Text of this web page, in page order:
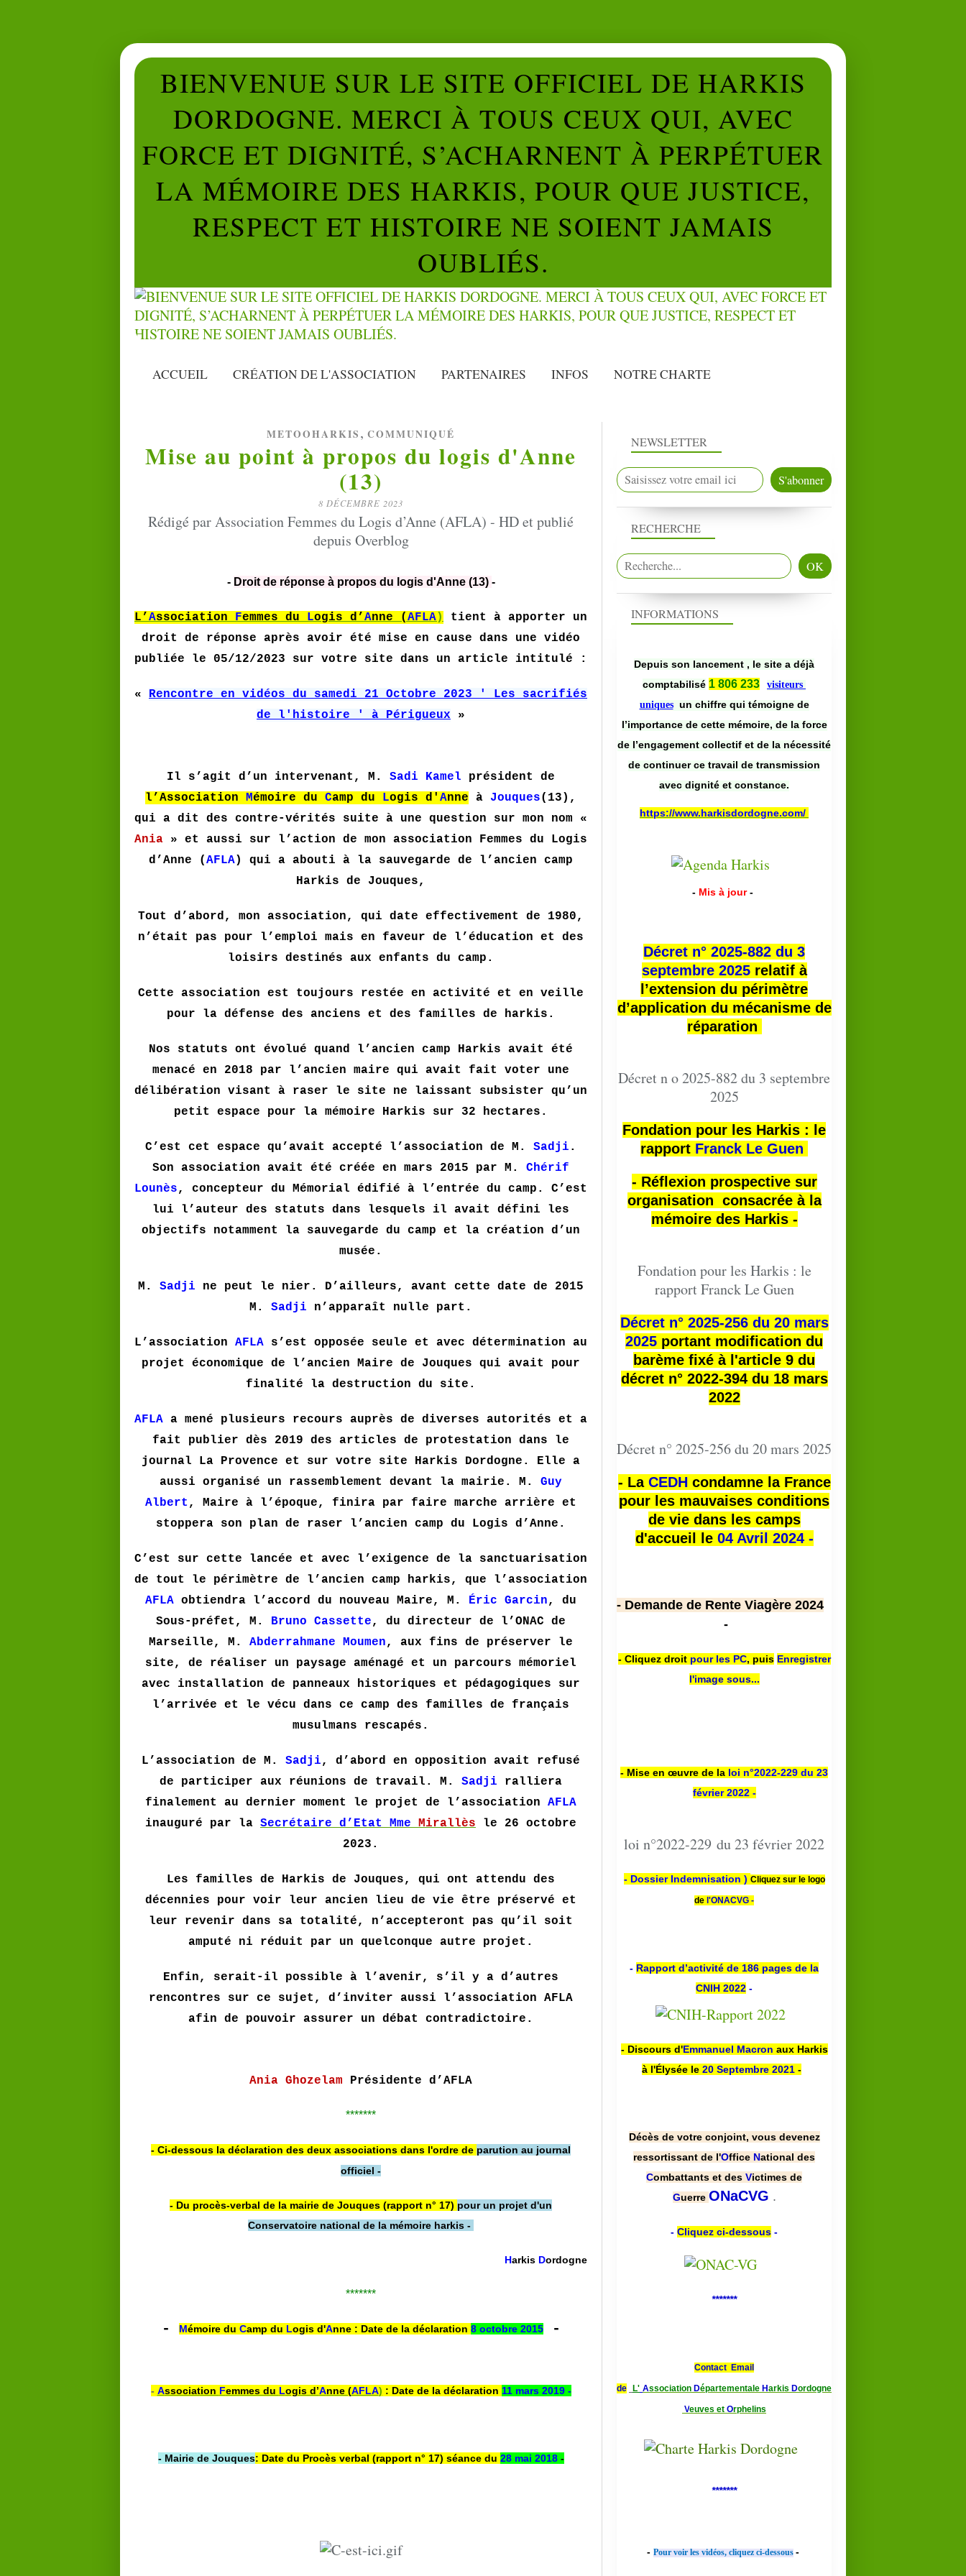
BIENVENUE SUR LE SITE OFFICIEL DE HARKIS
DORDOGNE. MERCI À TOUS CEUX QUI, AVEC
FORCE ET DIGNITÉ, S’ACHARNENT À PERPÉTUER
LA MÉMOIRE DES HARKIS, POUR QUE JUSTICE,
RESPECT ET HISTOIRE NE SOIENT JAMAIS
OUBLIÉS.
ACCUEIL CRÉATION DE L'ASSOCIATION PARTENAIRES INFOS NOTRE CHARTE
METOOHARKIS , COMMUNIQUÉ
Mise au point à propos du logis d'Anne
(13)
8 DÉCEMBRE 2023
Rédigé par Association Femmes du Logis d’Anne (AFLA) - HD et publié
depuis Overblog
- Droit de réponse à propos du logis d'Anne (13) -
L’ Association Femmes du Logis d’ Anne (AFLA)
tient à apporter un
droit de réponse après avoir été mise en cause dans une vidéo
publiée le 05/12/2023 sur votre site dans un article intitulé :
« Rencontre en vidéos du samedi 21 Octobre 2023 ' Les sacrifiés
de l'histoire ' à Périgueux »
Il s’agit d’un intervenant, M. Sadi Kamel président de
l’Association Mémoire du Camp du Logis d' Anne à Jouques(13) ,
qui a dit des contre-vérités suite à une question sur mon nom «
Ania » et aussi sur l’action de mon association Femmes du Logis
d’Anne (AFLA) qui a abouti à la sauvegarde de l’ancien camp
Harkis de Jouques,
Tout d’abord, mon association, qui date effectivement de 1980,
n’était pas pour l’emploi mais en faveur de l’éducation et des
loisirs destinés aux enfants du camp.
Cette association est toujours restée en activité et en veille
pour la défense des anciens et des familles de harkis.
Nos statuts ont évolué quand l’ancien camp Harkis avait été
menacé en 2018 par l’ancien maire qui avait fait voter une
délibération visant à raser le site ne laissant subsister qu’un
petit espace pour la mémoire Harkis sur 32 hectares.
C’est cet espace qu’avait accepté l’association de M. Sadji .
Son association avait été créée en mars 2015 par M. Chérif
Lounès, concepteur du Mémorial édifié à l’entrée du camp. C’est
lui l’auteur des statuts dans lesquels il avait défini les
objectifs notamment la sauvegarde du camp et la création d’un
musée.
M. Sadji ne peut le nier. D’ailleurs, avant cette date de 2015
M. Sadji n’apparaît nulle part.
L’association AFLA s’est opposée seule et avec détermination au
projet économique de l’ancien Maire de Jouques qui avait pour
finalité la destruction du site.
AFLA a mené plusieurs recours auprès de diverses autorités et a
fait publier dès 2019 des articles de protestation dans le
journal La Provence et sur votre site Harkis Dordogne. Elle a
aussi organisé un rassemblement devant la mairie. M. Guy
Albert , Maire à l’époque, finira par faire marche arrière et
stoppera son plan de raser l’ancien camp du Logis d’Anne.
C’est sur cette lancée et avec l’exigence de la sanctuarisation
de tout le périmètre de l’ancien camp harkis, que l’association
AFLA obtiendra l’accord du nouveau Maire, M. Éric Garcin, du
Sous-préfet, M. Bruno Cassette, du directeur de l’ONAC de
Marseille, M. Abderrahmane Moumen, aux fins de préserver le
site, de réaliser un paysage aménagé et un parcours mémoriel
avec installation de panneaux historiques et pédagogiques sur
l’arrivée et le vécu dans ce camp des familles de français
musulmans rescapés.
L’association de M. Sadji, d’abord en opposition avait refusé
de participer aux réunions de travail. M. Sadji ralliera
finalement au dernier moment le projet de l’association AFLA
inauguré par la Secrétaire d’Etat Mme Mirallès le 26 octobre
2023.
Les familles de Harkis de Jouques, qui ont attendu des
décennies pour voir leur ancien lieu de vie être préservé et
leur revenir dans sa totalité, n’accepteront pas qu’il soit
amputé ni réduit par un quelconque autre projet.
Enfin, serait-il possible à l’avenir, s’il y a d’autres
rencontres sur ce sujet, d’inviter aussi l’association AFLA
afin de pouvoir assurer un débat contradictoire.
Ania Ghozelam Présidente d’AFLA
*******
- Ci-dessous la déclaration des deux associations dans l'ordre de parution au journal
officiel -
- Du procès-verbal de la mairie de Jouques (rapport n° 17) pour un projet d'un
Conservatoire national de la mémoire harkis -
Harkis Dordogne
*******
- Mémoire du Camp du Logis d'Anne : Date de la déclaration 8 octobre 2015-
- Association Femmes du Logis d’Anne (AFLA) : Date de la déclaration 11 mars 2019 -
- Mairie de Jouques: Date du Procès verbal (rapport n° 17) séance du 28 mai 2018-
NEWSLETTER
RECHERCHE
INFORMATIONS
Depuis son lancement , le site a déjà
comptabilisé 1 806 233
visiteurs
uniques un chiffre qui témoigne de
l’importance de cette mémoire, de la force
de l’engagement collectif et de la nécessité
de continuer ce travail de transmission
avec dignité et constance.
https://www.harkisdordogne.com/
- Mis à jour -
Décret n° 2025-882 du 3
septembre 2025relatif à
l’extension du périmètre
d’application du mécanisme de
réparation
Décret n o 2025-882 du 3 septembre
2025
Fondation pour les Harkis : le
rapport Franck Le Guen
- Réflexion prospective sur
organisation consacrée à la
mémoire des Harkis -
Fondation pour les Harkis : le
rapport Franck Le Guen
Décret n° 2025-256 du 20 mars
2025 portant modification du
barème fixé à l'article 9 du
décret n° 2022-394 du 18 mars
2022
Décret n° 2025-256 du 20 mars 2025
- La CEDHcondamne la France
pour les mauvaises conditions
de vie dans les camps
d'accueil le 04 Avril 2024 -
- Demande de Rente Viagère 2024
-
- Cliquez droit pour les PC, puis Enregistrer
l'image sous...
- Mise en œuvre de la loi n°2022-229 du 23
février 2022 -
loi n°2022-229 du 23 février 2022
- Dossier Indemnisation ) Cliquez sur le logo
de l'ONACVG -
- Rapport d’activité de 186 pages de la
CNIH 2022 -
- Discours d'Emmanuel Macron aux Harkis
à l'Élysée le 20 Septembre 2021 -
Décès de votre conjoint, vous devenez
ressortissant de l'Office National des
Combattants et des Victimes de
Guerre ONaCVG .
- Cliquez ci-dessous -
*******
Contact Email
de L' Association Départementale Harkis Dordogne
Veuves et Orphelins
*******
- Pour voir les vidéos, cliquez ci-dessous -